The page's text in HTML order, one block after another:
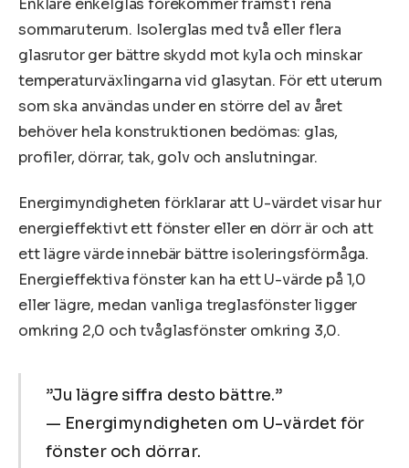
Enklare enkelglas förekommer främst i rena
sommaruterum. Isolerglas med två eller flera
glasrutor ger bättre skydd mot kyla och minskar
temperaturväxlingarna vid glasytan. För ett uterum
som ska användas under en större del av året
behöver hela konstruktionen bedömas: glas,
profiler, dörrar, tak, golv och anslutningar.
Energimyndigheten förklarar att U-värdet visar hur
energieffektivt ett fönster eller en dörr är och att
ett lägre värde innebär bättre isoleringsförmåga.
Energieffektiva fönster kan ha ett U-värde på 1,0
eller lägre, medan vanliga treglasfönster ligger
omkring 2,0 och tvåglasfönster omkring 3,0.
”Ju lägre siffra desto bättre.”
— Energimyndigheten om U-värdet för
fönster och dörrar.